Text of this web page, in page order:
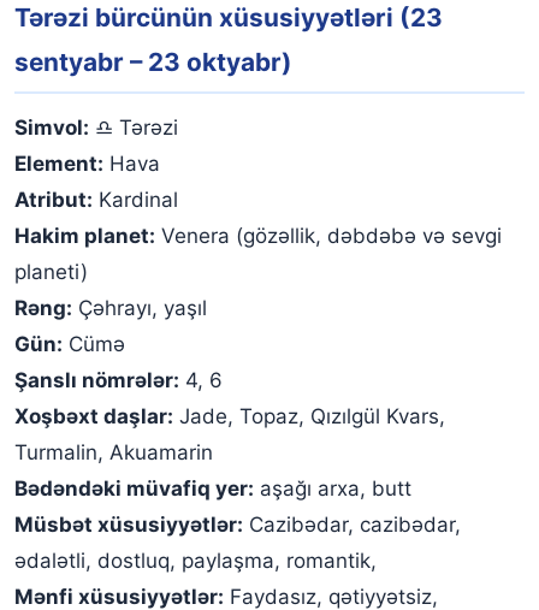
Tərəzi bürcünün xüsusiyyətləri (23
sentyabr – 23 oktyabr)
Simvol: ♎ Tərəzi
Element: Hava
Atribut: Kardinal
Hakim planet: Venera (gözəllik, dəbdəbə və sevgi
planeti)
Rəng: Çəhrayı, yaşıl
Gün: Cümə
Şanslı nömrələr: 4, 6
Xoşbəxt daşlar: Jade, Topaz, Qızılgül Kvars,
Turmalin, Akuamarin
Bədəndəki müvafiq yer: aşağı arxa, butt
Müsbət xüsusiyyətlər: Cazibədar, cazibədar,
ədalətli, dostluq, paylaşma, romantik,
Mənfi xüsusiyyətlər: Faydasız, qətiyyətsiz,